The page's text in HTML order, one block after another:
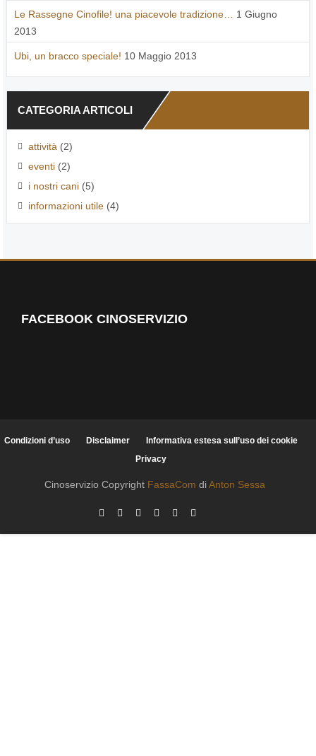
Le Rassegne Cinofile! una piacevole tradizione…
1 Giugno
2013
Ubi, un bracco speciale! 10 Maggio 2013
CATEGORIA ARTICOLI
attività (2)
eventi(2)
i nostri cani(5)
informazioni utile(4)
FACEBOOK CINOSERVIZIO
Condizioni d’uso Disclaimer
Informativa estesa sull’uso dei cookie
Privacy
Cinoservizio Copyright FassaCom diAnton Sessa